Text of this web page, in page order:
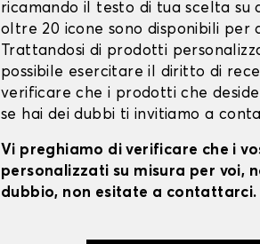
ricamando il testo di tua scelta su
oltre 20 icone sono disponibili per
Trattandosi di prodotti
possibile esercitare il diritto di
verificare che i prodotti che
se hai dei dubbi ti invitiamo a
Vi preghiamo di verificare che i
personalizzati su misura per voi,
dubbio, non esitate a contattarci.